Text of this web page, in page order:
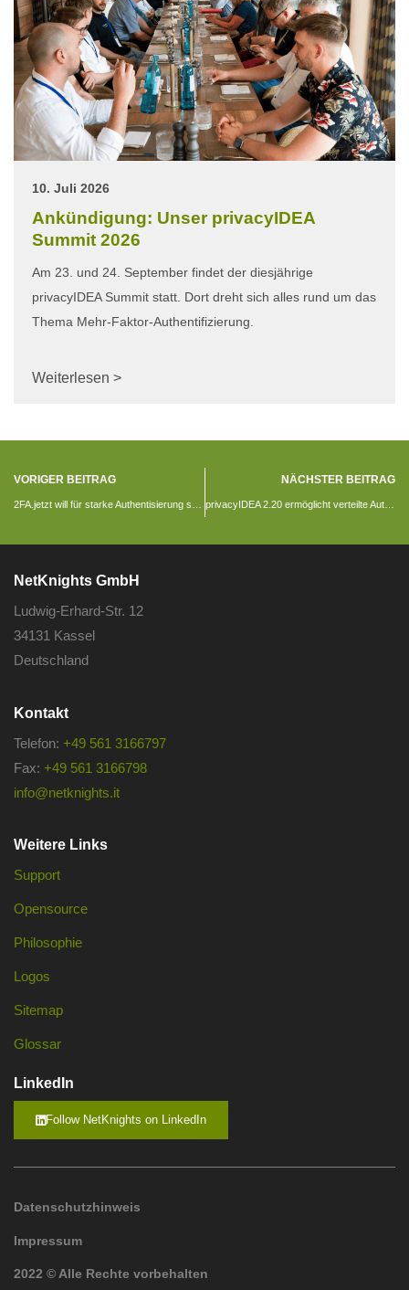
10. Juli 2026
Ankündigung: Unser privacyIDEA
Summit 2026
Am 23. und 24. September findet der diesjährige
privacyIDEA Summit statt. Dort dreht sich alles rund um das
Thema Mehr-Faktor-Authentifizierung.
Weiterlesen >
VORIGER BEITRAG
2FA.jetzt will für starke Authentisierung sensibilisieren
NÄCHSTER BEITRAG
privacyIDEA 2.20 ermöglicht verteilte Authentifizierung
NetKnights GmbH
Ludwig-Erhard-Str. 12
34131 Kassel
Deutschland
Kontakt
Telefon: +49 561 3166797
Fax: +49 561 3166798
info@netknights.it
Weitere Links
Support
Opensource
Philosophie
Logos
Sitemap
Glossar
LinkedIn
Follow NetKnights on LinkedIn
Datenschutzhinweis
Impressum
2022 © Alle Rechte vorbehalten